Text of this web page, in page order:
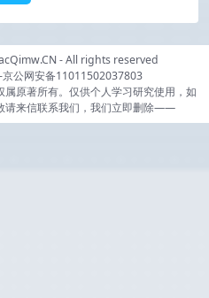
- All rights reserved
-京公网安备11011502037803
原著所有。仅供个人学习研究使用，如
请来信联系我们，我们立即删除——